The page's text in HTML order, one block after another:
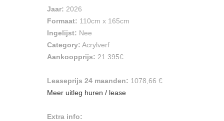
Jaar: 2026
Formaat: 110cm x 165cm
Ingelijst: Nee
Category: Acrylverf
Aankoopprijs: 21.395€
Leaseprijs 24 maanden: 1078,66 €
Meer uitleg huren / lease
Extra info: